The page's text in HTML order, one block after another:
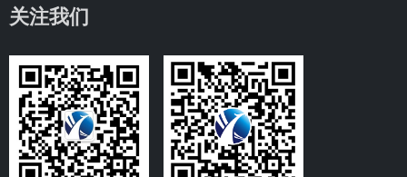
关注我们